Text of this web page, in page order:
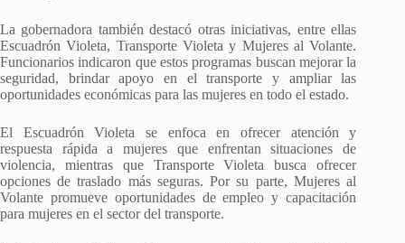
La gobernadora también destacó otras iniciativas, entre ellas
Escuadrón Violeta, Transporte Violeta y Mujeres al Volante.
Funcionarios indicaron que estos programas buscan mejorar la
seguridad, brindar apoyo en el transporte y ampliar las
oportunidades económicas para las mujeres en todo el estado.
El Escuadrón Violeta se enfoca en ofrecer atención y
respuesta rápida a mujeres que enfrentan situaciones de
violencia, mientras que Transporte Violeta busca ofrecer
opciones de traslado más seguras. Por su parte, Mujeres al
Volante promueve oportunidades de empleo y capacitación
para mujeres en el sector del transporte.